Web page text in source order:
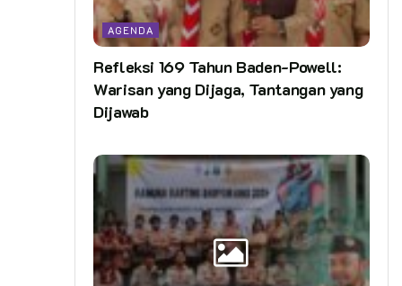
AGENDA
Refleksi 169 Tahun Baden-Powell:
Warisan yang Dijaga, Tantangan yang
Dijawab